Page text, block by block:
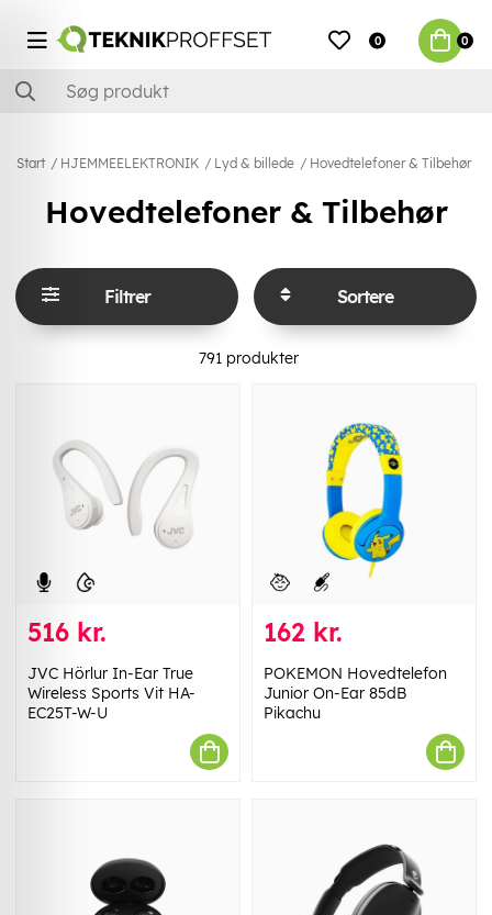
0 0
Start HJEMMEELEKTRONIK Lyd & billede Hovedtelefoner & Tilbehør
Hovedtelefoner & Tilbehør
Filtrer Sortere
791produkter
516 kr.
JVC Hörlur In-Ear True
Wireless Sports Vit HA-
EC25T-W-U
162 kr.
POKEMON Hovedtelefon
Junior On-Ear 85dB
Pikachu